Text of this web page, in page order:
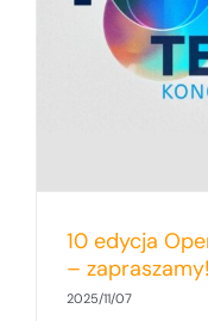
10 edycja
– zapraszamy!
2025/11/07